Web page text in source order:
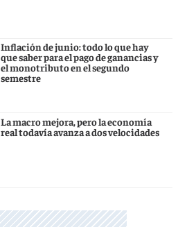
Inflación de junio: todo lo que hay
que saber para el pago de ganancias y
el monotributo en el segundo
semestre
La macro mejora, pero la economía
real todavía avanza a dos velocidades